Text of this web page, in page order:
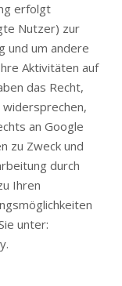
erfolgt
Nutzer) zur
und um andere
Aktivitäten auf
das Recht,
an Google
zu Zweck und
durch
Ihren
unter: